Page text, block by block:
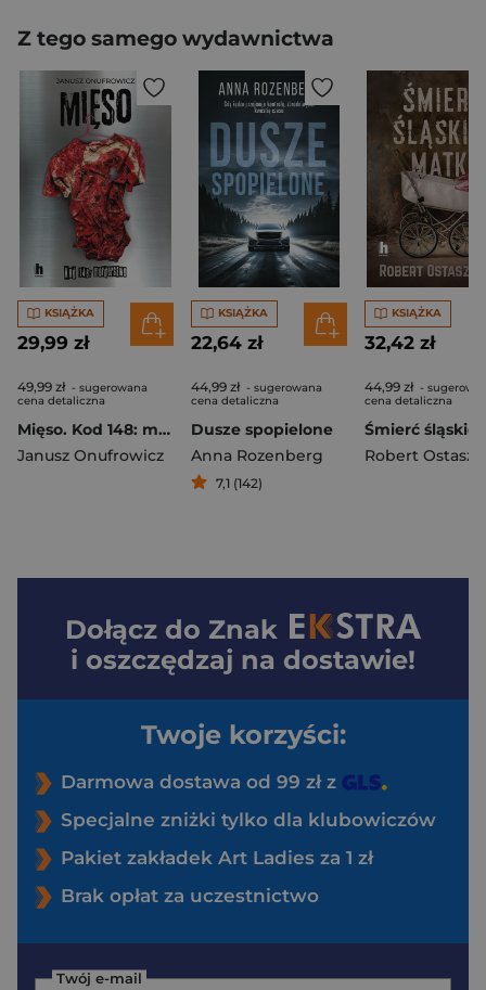
Z tego samego wydawnictwa
KSIĄŻKA
29,99 zł
49,99 zł - sugerowana
cena detaliczna
Mięso. Kod 148: morderstwo
Janusz Onufrowicz
KSIĄŻKA
22,64 zł
44,99 zł - sugerowana
cena detaliczna
Dusze spopielone
Anna Rozenberg
7,1 (142)
KSIĄŻKA
32,42 zł
44,99 zł -
cena detaliczna
Robert
Dołącz do Znak
i oszczędzaj na dostawie!
Twoje korzyści:
Darmowa dostawa od 99 zł z
Specjalne zniżki tylko dla klubowiczów
Pakiet zakładek Art Ladies za 1 zł
Brak opłat za uczestnictwo
Twój e-mail